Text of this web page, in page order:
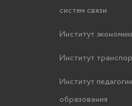
систем связи
Институт
Институт
Институт
образования